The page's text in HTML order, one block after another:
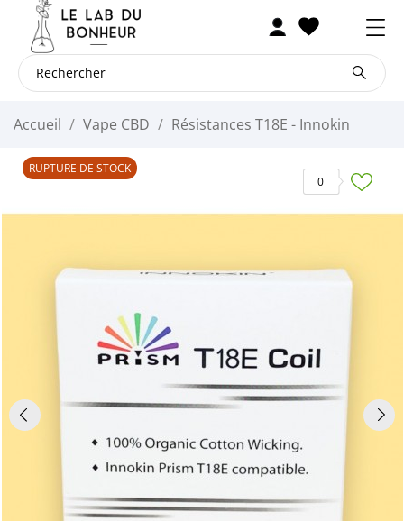
Accueil Vape CBD Résistances T18E - Innokin
0
RUPTURE DE STOCK